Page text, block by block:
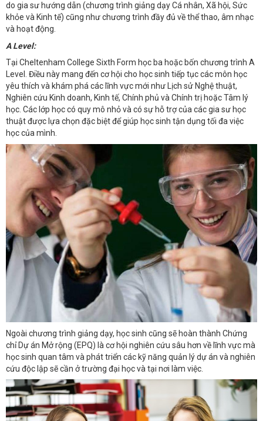
do gia sư hướng dẫn (chương trình giảng dạy Cá nhân, Xã hội, Sức
khỏe và Kinh tế) cũng như chương trình đầy đủ về thể thao, âm nhạc
và hoạt động.
A Level:
Tại Cheltenham College Sixth Form học ba hoặc bốn chương trình A
Level. Điều này mang đến cơ hội cho học sinh tiếp tục các môn học
yêu thích và khám phá các lĩnh vực mới như Lịch sử Nghệ thuật,
Nghiên cứu Kinh doanh, Kinh tế, Chính phủ và Chính trị hoặc Tâm lý
học. Các lớp học có quy mô nhỏ và có sự hỗ trợ của các gia sư học
thuật được lựa chọn đặc biệt để giúp học sinh tận dụng tối đa việc
học của mình.
Ngoài chương trình giảng dạy, học sinh cũng sẽ hoàn thành Chứng
chỉ Dự án Mở rộng (EPQ) là cơ hội nghiên cứu sâu hơn về lĩnh vực mà
học sinh quan tâm và phát triển các kỹ năng quản lý dự án và nghiên
cứu độc lập sẽ cần ở trường đại học và tại nơi làm việc.